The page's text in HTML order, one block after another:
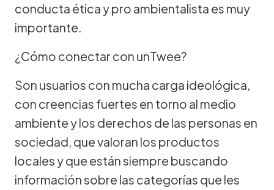
conducta ética y pro ambientalista es muy
importante.
¿Cómo conectar con unTwee?
Son usuarios con mucha carga ideológica,
con creencias fuertes en torno al medio
ambiente y los derechos de las personas en
sociedad, que valoran los productos
locales y que están siempre buscando
información sobre las categorías que les